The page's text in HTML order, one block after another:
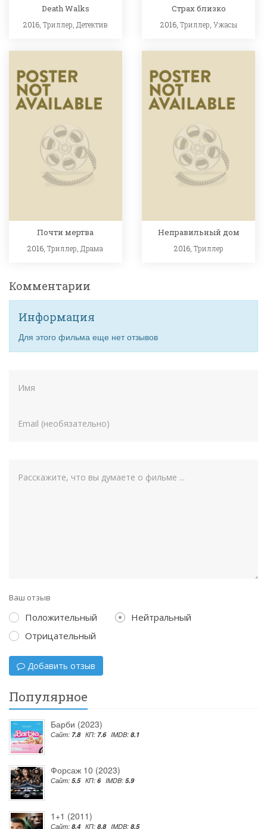
Death Walks
2016, Триллер Детектив
Страх близко
2016, Триллер Ужасы
Почти мертва
2016,Триллер Драма
Неправильный дом
2016, Триллер
Комментарии
Информация
Для этого фильма еще нет отзывов
Ваш отзыв
Положительный
Нейтральный
Отрицательный
Добавить отзыв
Популярное
Барби (2023)
Сайт: 7.8 КП: 7.6 IMDB: 8.1
Форсаж 10 (2023)
Сайт: 5.5 КП: 6 IMDB: 5.9
1+1 (2011)
Сайт: 8.4 КП: 8.8 IMDB: 8.5